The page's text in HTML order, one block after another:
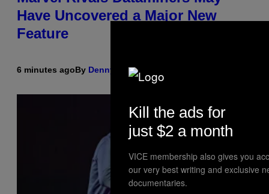
Have Uncovered a Major New
Feature
6 minutes agoBy Denny Connolly
Kill the ads for
just $2 a month
VICE membership also gives you
our very best writing and exclusive
documentaries.